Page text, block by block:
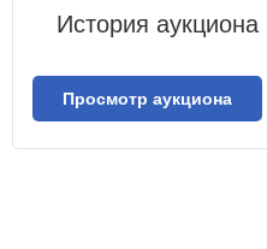
История аукциона
Просмотр аукциона